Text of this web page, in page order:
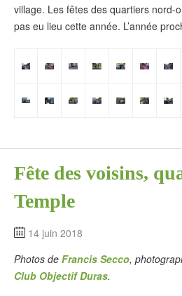
village. Les fêtes des quartiers nord-
pas eu lieu cette année. L’année
Fête des voisins,
Temple
14 juin 2018
Photos de Francis Secco,
Club Objectif Duras.